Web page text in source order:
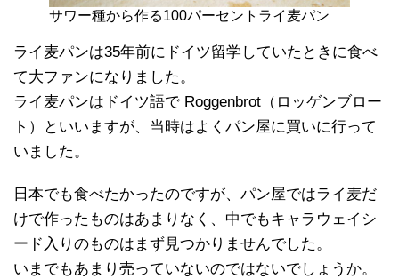
サワー種から作る100パーセントライ麦パン
ライ麦パンは35年前にドイツ留学していたときに食べ
て大ファンになりました。
ライ麦パンはドイツ語で Roggenbrot（ロッゲンブロー
ト）といいますが、当時はよくパン屋に買いに行って
いました。
日本でも食べたかったのですが、パン屋ではライ麦だ
けで作ったものはあまりなく、中でもキャラウェイシ
ード入りのものはまず見つかりませんでした。
いまでもあまり売っていないのではないでしょうか。